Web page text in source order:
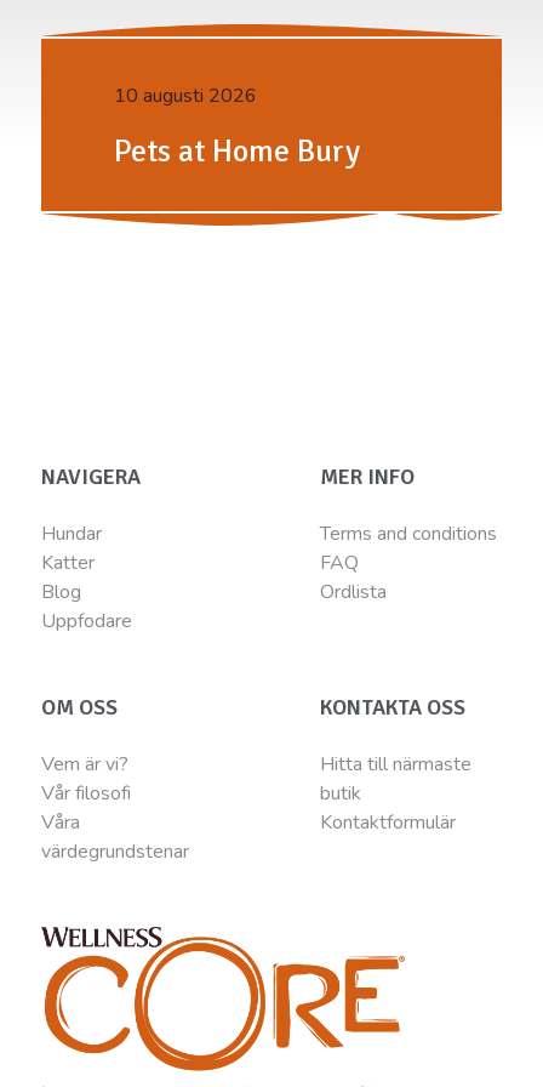
10 augusti 2026
Pets at Home Bury
NAVIGERA
Hundar
Katter
Blog
Uppfodare
MER INFO
Terms and conditions
FAQ
Ordlista
OM OSS
Vem är vi?
Vår filosofi
Våra
värdegrundstenar
KONTAKTA OSS
Hitta till närmaste
butik
Kontaktformulär